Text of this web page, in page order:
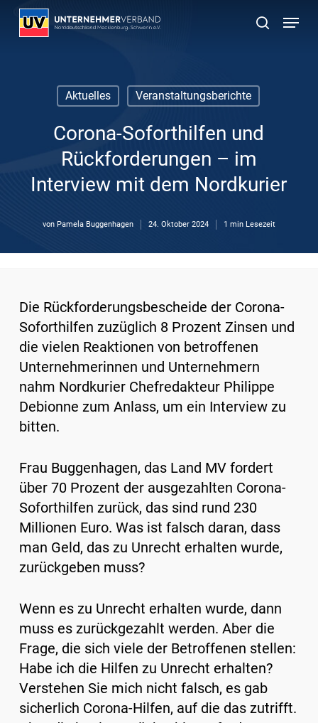
Skip
suchen
Menu
Aktuelles Veranstaltungsberichte
Corona-Soforthilfen und
Rückforderungen – im
Interview mit dem Nordkurier
von Pamela Buggenhagen 24. Oktober 2024 1 min Lesezeit
Die Rückforderungsbescheide der Corona-
Soforthilfen zuzüglich 8 Prozent Zinsen und
die vielen Reaktionen von betroffenen
Unternehmerinnen und Unternehmern
nahm Nordkurier Chefredakteur Philippe
Debionne zum Anlass, um ein Interview zu
bitten.
Frau Buggenhagen, das Land MV fordert
über 70 Prozent der ausgezahlten Corona-
Soforthilfen zurück, das sind rund 230
Millionen Euro. Was ist falsch daran, dass
man Geld, das zu Unrecht erhalten wurde,
zurückgeben muss?
Wenn es zu Unrecht erhalten wurde, dann
muss es zurückgezahlt werden. Aber die
Frage, die sich viele der Betroffenen stellen:
Habe ich die Hilfen zu Unrecht erhalten?
Verstehen Sie mich nicht falsch, es gab
sicherlich Corona-Hilfen, auf die das zutrifft.